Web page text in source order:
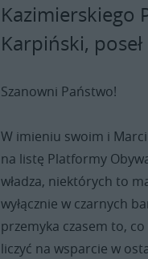
Kazimierskiego
Karpiński,
Szanowni Państwo!
W imieniu swoim i
na listę Platformy
władza, niektórych to
wyłącznie w czarnych
przemyka czasem to,
liczyć na wsparcie w